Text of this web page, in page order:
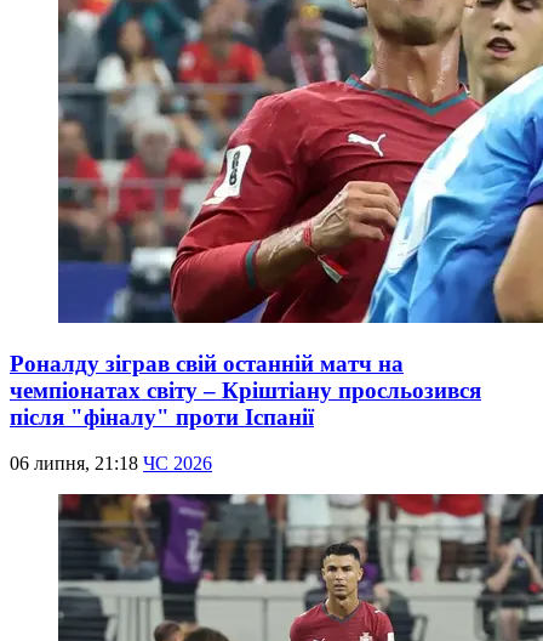
Роналду зіграв свій останній матч на
чемпіонатах світу – Кріштіану просльозився
після "фіналу" проти Іспанії
06 липня, 21:18 ЧС 2026